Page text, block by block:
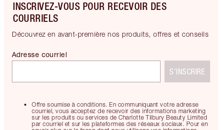
INSCRIVEZ-VOUS POUR RECEVOIR DES
COURRIELS
Découvrez en avant-première nos produits, offres et conseils
Offre soumise à conditions. En communiquant votre adresse
courriel, vous acceptez de recevoir des informations marketing
sur les produits ou services de Charlotte Tilbury Beauty Limited
par courriel et sur les plateformes des réseaux sociaux. Pour en
Adresse courriel
S’INSCRIRE